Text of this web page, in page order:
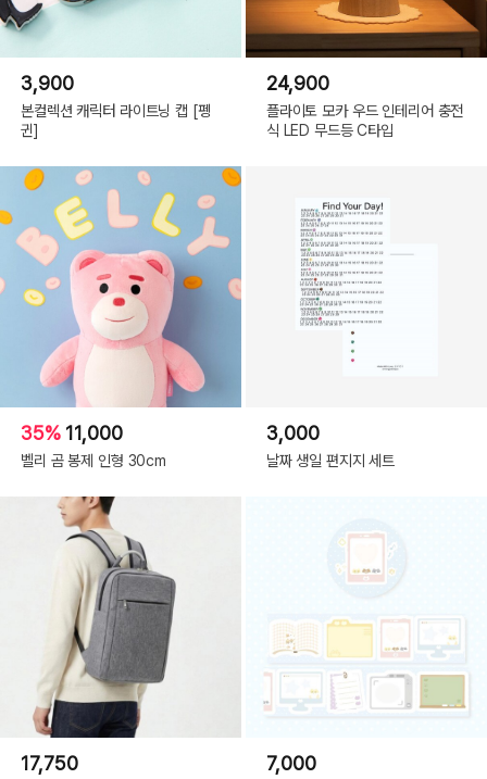
3,900
본컬렉션 캐릭터 라이트닝 캡 [펭
귄]
24,900
플라이토 모카 우드 인테리어 충전
식 LED 무드등 C타입
35% 11,000
벨리 곰 봉제 인형 30cm
3,000
날짜 생일 편지지 세트
17,750 7,000